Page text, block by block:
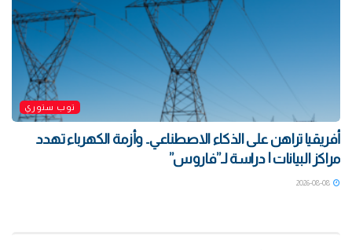
توب ستوري
أفريقيا تراهن على الذكاء الاصطناعي.. وأزمة الكهرباء تهدد
مراكز البيانات | دراسة لـ”فاروس”